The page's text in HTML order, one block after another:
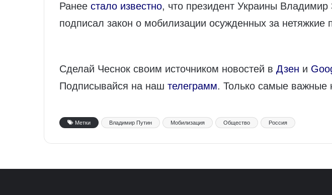
Ранее стало известно, что президент Украины Владимир
подписал закон о мобилизации осужденных за нетяжкие
Сделай Чеснок своим источником новостей в Дзен и
Подписывайся на наш телеграмм. Только самые важные
Метки Владимир Путин Мобилизация Общество Россия